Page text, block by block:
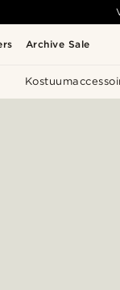
Archive Sale